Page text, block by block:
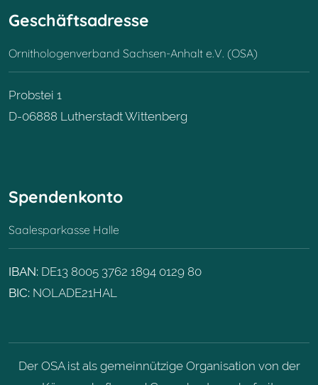
Geschäftsadresse
Ornithologenverband Sachsen-Anhalt e.V. (OSA)
Probstei 1
D-06888 Lutherstadt Wittenberg
Spendenkonto
Saalesparkasse Halle
IBAN: DE13 8005 3762 1894 0129 80
BIC: NOLADE21HAL
Der OSA ist als gemeinnützige Organisation von der